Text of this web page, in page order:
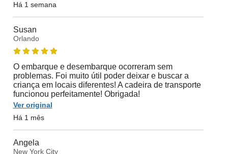
Há 1 semana
Susan
Orlando
O embarque e desembarque ocorreram sem
problemas. Foi muito útil poder deixar e buscar a
criança em locais diferentes! A cadeira de transporte
funcionou perfeitamente! Obrigada!
Ver original
Há 1 mês
Angela
New York City